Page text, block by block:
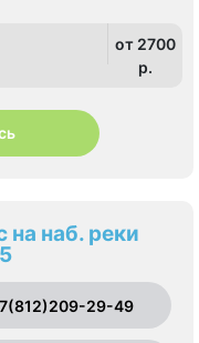
от 2700
p.
на наб. реки
29-49